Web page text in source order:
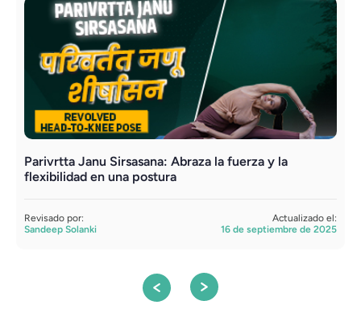
Parivrtta Janu Sirsasana: Abraza la fuerza y ​​la
flexibilidad en una postura
Revisado por:
Sandeep Solanki
Actualizado el:
16 de septiembre de 2025